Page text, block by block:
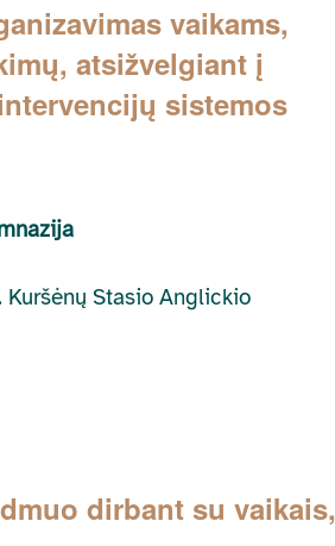
vaikams,
atsižvelgiant į
sistemos
Stasio Anglickio
dirbant su vaikais,